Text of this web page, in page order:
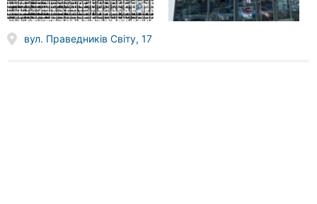
вул. Праведників Світу, 17